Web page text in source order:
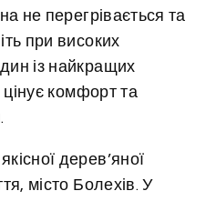
не перегрівається та
при високих
із найкращих
цінує комфорт та
дерев’яної
місто Болехів. У